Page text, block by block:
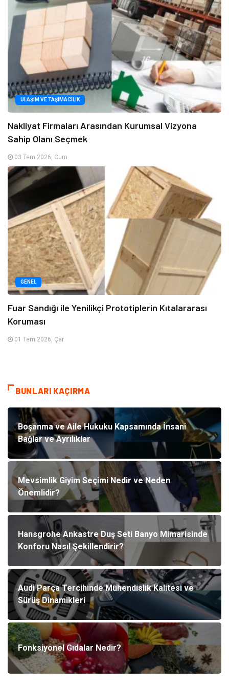
ULAŞIM VE TAŞIMACILIK
Nakliyat Firmaları Arasından Kurumsal Vizyona
Sahip Olanı Seçmek
03 Tem 2026, Cum
GENEL
Fuar Sandığı ile Yenilikçi Prototiplerin Kıtalararası
Koruması
01 Tem 2026, Çar
BUNLARI KAÇIRMA
Boşanma ve Aile Hukuku Kapsamında İnsani
Bağlar ve Ayrılıklar
Mevsimlik Giyim Seçimi Nedir ve Neden
Önemlidir?
Hansgrohe Ankastre Duş Seti Banyo Mimarisinde
Konforu Nasıl Şekillendirir?
Audi Parça Tercihinde Mühendislik Kalitesi ve
Sürüş Dinamikleri
Fonksiyonel Gıdalar Nedir?